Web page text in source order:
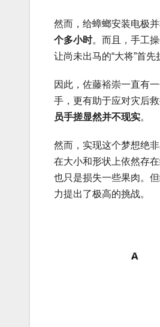
然而，给蟑螂安装电极
个多小时。而且，手工
让尚未出马的“大将”首先
因此，佐藤裕崇一直有
手，更有助于应对灾后
员手搓显然并不现实。
然而，实现这个梦想绝
在大小和形状上依然存
也只是损失一些果肉。
力提出了极高的挑战。